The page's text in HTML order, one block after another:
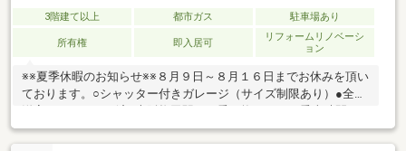
3階建て以上 都市ガス 駐車場あり
所有権 即入居可
リフォームリノベーシ
ョン
※※夏季休暇のお知らせ※※８月９日～８月１６日までお休みを頂い
ております。○シャッター付きガレージ（サイズ制限あり）●全室
分）●収益物件としてもオススメです○リフォームプランも合わせ
てご提案させて頂きます----リフォーム内容----・キッチン、洗面